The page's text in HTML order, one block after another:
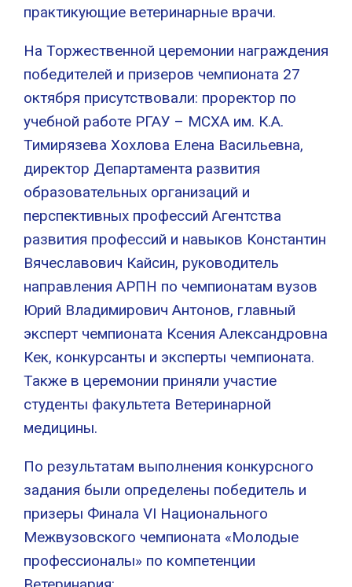
практикующие ветеринарные врачи.
На Торжественной церемонии награждения
победителей и призеров чемпионата 27
октября присутствовали: проректор по
учебной работе РГАУ – МСХА им. К.А.
Тимирязева Хохлова Елена Васильевна,
директор Департамента развития
образовательных организаций и
перспективных профессий Агентства
развития профессий и навыков Константин
Вячеславович Кайсин, руководитель
направления АРПН по чемпионатам вузов
Юрий Владимирович Антонов, главный
эксперт чемпионата Ксения Александровна
Кек, конкурсанты и эксперты чемпионата.
Также в церемонии приняли участие
студенты факультета Ветеринарной
медицины.
По результатам выполнения конкурсного
задания были определены победитель и
призеры Финала VI Национального
Межвузовского чемпионата «Молодые
профессионалы» по компетенции